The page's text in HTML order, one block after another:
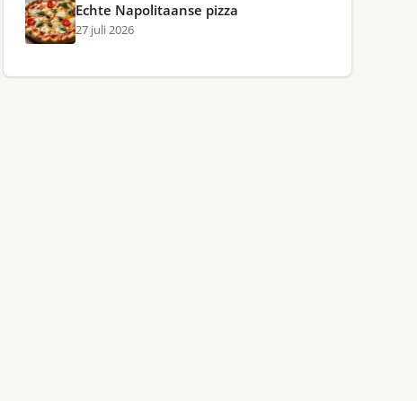
Echte Napolitaanse pizza
27 juli 2026